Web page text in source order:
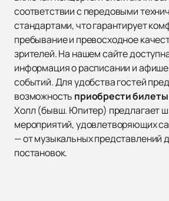
соответствии с передовыми
стандартами, что гарантирует
пребывание и превосходное
зрителей. На нашем сайте
информация о расписании и
событий. Для удобства гостей
возможность приобрести билеты
Холл (бывш. Юпитер) предлагает
мероприятий, удовлетворяющих
— от музыкальных представлений
постановок.